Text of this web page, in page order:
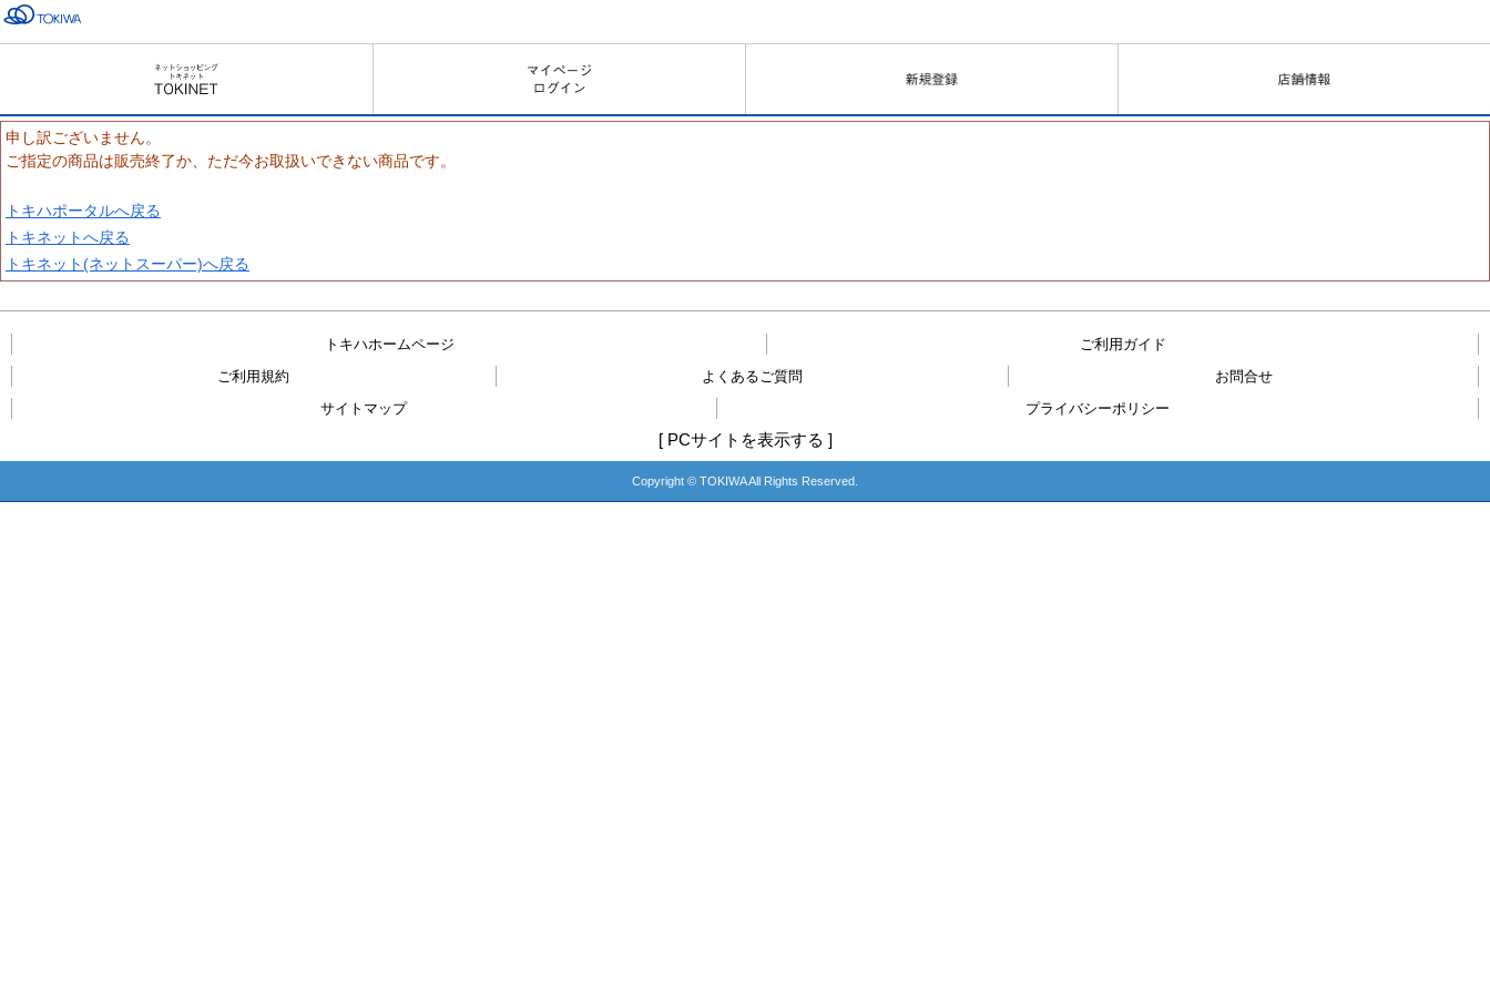
申し訳ございません。
ご指定の商品は販売終了か、ただ今お取扱いできない商品です。
トキハポータルへ戻る
トキネットへ戻る
トキネット(ネットスーパー)へ戻る
トキハホームページ
ご利用ガイド
ご利用規約
よくあるご質問
お問合せ
サイトマップ
プライバシーポリシー
[ PCサイトを表示する ]
Copyright © TOKIWA All Rights Reserved.